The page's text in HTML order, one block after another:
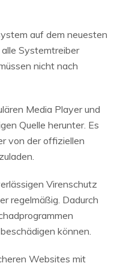
auf dem neuesten
Systemtreiber
nicht nach
Media Player und
Quelle herunter. Es
von der offiziellen
Virenschutz
regelmäßig. Dadurch
können.
Websites mit